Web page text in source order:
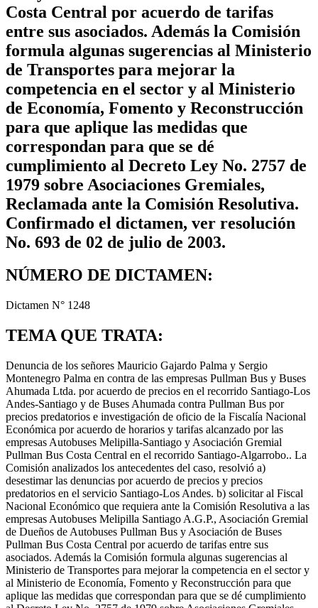
Costa Central por acuerdo de tarifas
entre sus asociados. Además la Comisión
formula algunas sugerencias al Ministerio
de Transportes para mejorar la
competencia en el sector y al Ministerio
de Economía, Fomento y Reconstrucción
para que aplique las medidas que
correspondan para que se dé
cumplimiento al Decreto Ley No. 2757 de
1979 sobre Asociaciones Gremiales,
Reclamada ante la Comisión Resolutiva.
Confirmado el dictamen, ver resolución
No. 693 de 02 de julio de 2003.
NÚMERO DE DICTAMEN:
Dictamen N° 1248
TEMA QUE TRATA:
Denuncia de los señores Mauricio Gajardo Palma y Sergio
Montenegro Palma en contra de las empresas Pullman Bus y Buses
Ahumada Ltda. por acuerdo de precios en el recorrido Santiago-Los
Andes-Santiago y de Buses Ahumada contra Pullman Bus por
precios predatorios e investigación de oficio de la Fiscalía Nacional
Económica por acuerdo de horarios y tarifas alcanzado por las
empresas Autobuses Melipilla-Santiago y Asociación Gremial
Pullman Bus Costa Central en el recorrido Santiago-Algarrobo.. La
Comisión analizados los antecedentes del caso, resolvió a)
desestimar las denuncias por acuerdo de precios y precios
predatorios en el servicio Santiago-Los Andes. b) solicitar al Fiscal
Nacional Económico que requiera ante la Comisión Resolutiva a las
empresas Autobuses Melipilla Santiago A.G.P., Asociación Gremial
de Dueños de Autobuses Pullman Bus y Asociación de Buses
Pullman Bus Costa Central por acuerdo de tarifas entre sus
asociados. Además la Comisión formula algunas sugerencias al
Ministerio de Transportes para mejorar la competencia en el sector y
al Ministerio de Economía, Fomento y Reconstrucción para que
aplique las medidas que correspondan para que se dé cumplimiento